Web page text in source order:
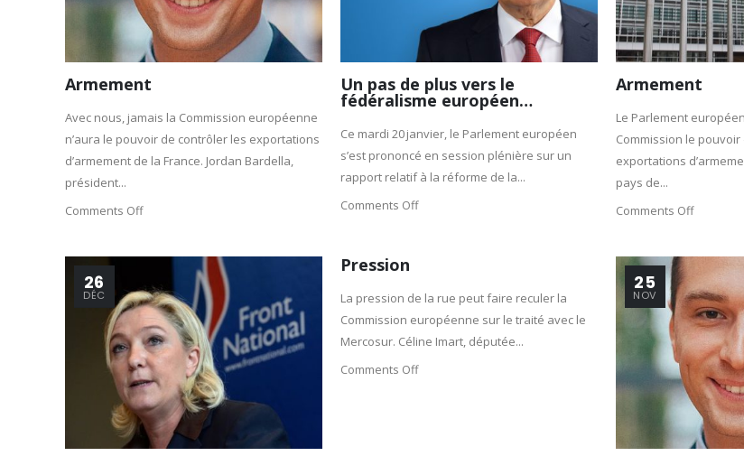
Armement
Avec nous, jamais la Commission européenne
n’aura le pouvoir de contrôler les exportations
d’armement de la France. Jordan Bardella,
président...
Comments Off
Un pas de plus vers le
fédéralisme européen…
Ce mardi 20 janvier, le Parlement européen
s’est prononcé en session plénière sur un
rapport relatif à la réforme de la...
Comments Off
Armement
Le Parlement
Commission le
exportations
pays de...
Comments Off
26
DÉC
Pression
La pression de la rue peut faire reculer la
Commission européenne sur le traité avec le
Mercosur. Céline Imart, députée...
Comments Off
25
NOV